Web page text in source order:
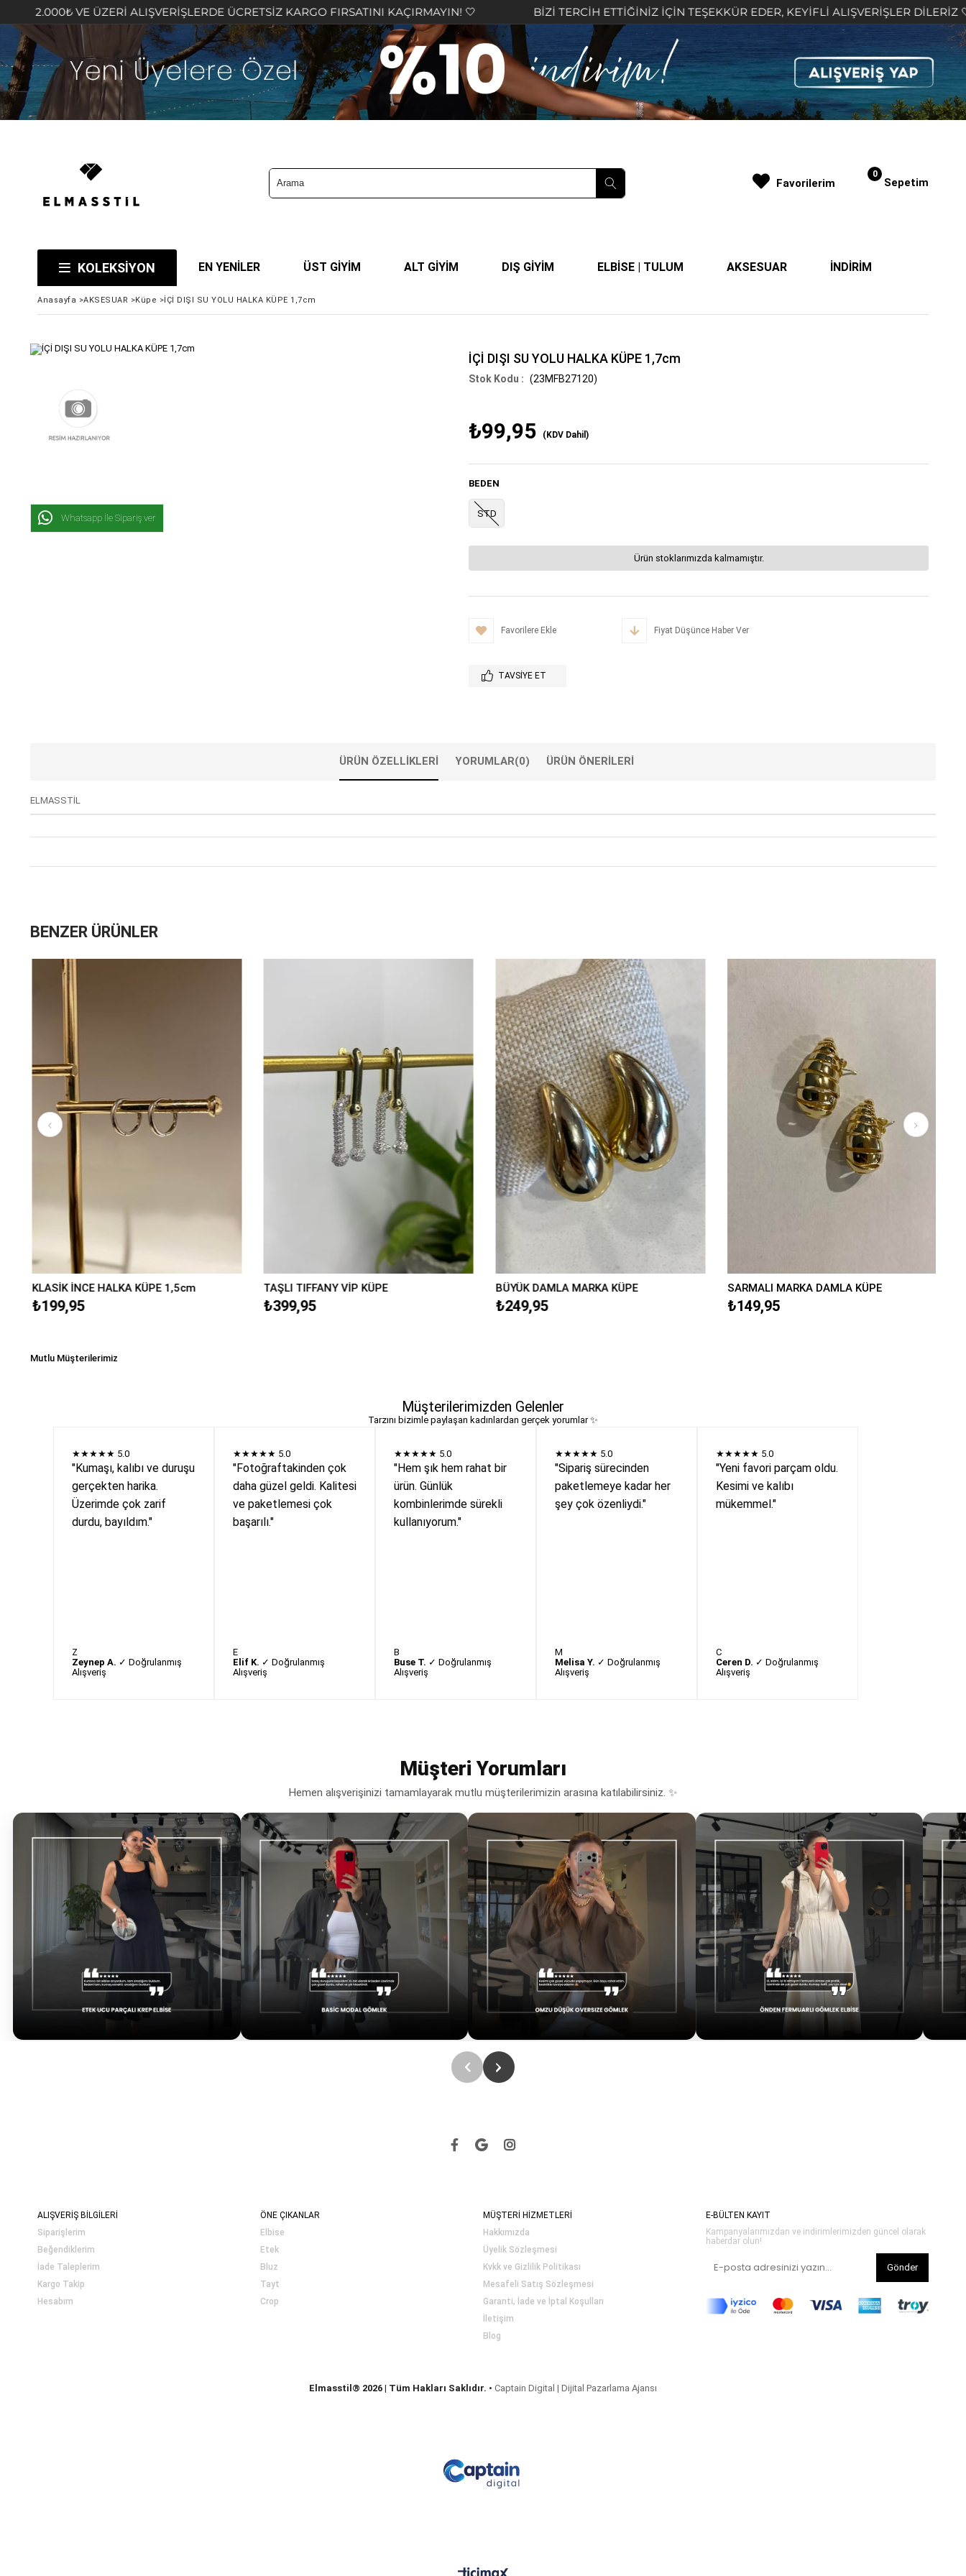
ÜZERİ ALIŞVERİŞLERDE ÜCRETSİZ KARGO FIRSATINI KAÇIRMAYIN! 🤍 BİZİ TERCİH ETTİĞİNİZ İÇİN TEŞEKKÜR EDER, KEYİFLİ ALIŞVERİŞLER DİLERİZ 🤍
Sepetim
0
KOLEKSİYON EN YENİLER ÜST GİYİM ALT GİYİM DIŞ GİYİM ELBİSE | TULUM AKSESUAR İNDİRİM
Favorilerim
Anasayfa >AKSESUAR >Küpe >İÇİ DIŞI SU YOLU HALKA KÜPE 1,7cm
Whatsapp İle Sipariş ver
İÇİ DIŞI SU YOLU HALKA KÜPE 1,7cm
(23MFB27120)
₺99,95 (KDV Dahil)
BEDEN
STD
Ürün stoklarımızda kalmamıştır.
Favorilere Ekle Fiyat Düşünce Haber Ver
TAVSIYE ET
ÜRÜN ÖZELLIKLERI YORUMLAR(0) ÜRÜN ÖNERILERI
ELMASSTİL
BENZER ÜRÜNLER
KLASİK İNCE HALKA KÜPE 1,5cm
₺199,95
TAŞLI TIFFANY VİP KÜPE
₺399,95
BÜYÜK DAMLA MARKA KÜPE
₺249,95
SARMALI MARKA DAMLA KÜPE
₺149,95
Mutlu Müşterilerimiz
Müşterilerimizden Gelenler
Tarzını bizimle paylaşan kadınlardan gerçek yorumlar ✨
★★★★★ 5.0
"Kumaşı, kalıbı ve duruşu
gerçekten harika.
Üzerimde çok zarif
durdu, bayıldım."
Z
Zeynep A. ✓ Doğrulanmış
Alışveriş
★★★★★ 5.0
"Fotoğraftakinden çok
daha güzel geldi. Kalitesi
ve paketlemesi çok
başarılı."
E
Elif K. ✓ Doğrulanmış
Alışveriş
★★★★★ 5.0
"Hem şık hem rahat bir
ürün. Günlük
kombinlerimde sürekli
kullanıyorum."
B
Buse T. ✓ Doğrulanmış
Alışveriş
★★★★★ 5.0
"Sipariş sürecinden
paketlemeye kadar her
şey çok özenliydi."
M
Melisa Y. ✓ Doğrulanmış
Alışveriş
★★★★★ 5.0
"Yeni favori parçam oldu.
Kesimi ve kalıbı
mükemmel."
C
Ceren D. ✓ Doğrulanmış
Alışveriş
Müşteri Yorumları
Hemen alışverişinizi tamamlayarak mutlu müşterilerimizin arasına katılabilirsiniz. ✨
ALIŞVERİŞ BİLGİLERİ
Siparişlerim
Beğendiklerim
İade Taleplerim
Kargo Takip
Hesabım
ÖNE ÇIKANLAR
Elbise
Etek
Bluz
Tayt
Crop
MÜŞTERİ HİZMETLERİ
Hakkımızda
Üyelik Sözleşmesi
Kvkk ve Gizlilik Politikası
Mesafeli Satış Sözleşmesi
Garanti, İade ve İptal Koşulları
İletişim
Blog
E-BÜLTEN KAYIT
Kampanyalarımızdan ve indirimlerimizden güncel olarak
haberdar olun!
Gönder
Elmasstil® 2026 | Tüm Hakları Saklıdır. • Captain Digital | Dijital Pazarlama Ajansı